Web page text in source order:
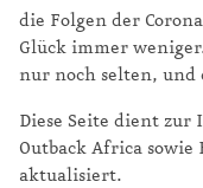
die Folgen der
Glück immer
nur noch selten, und
Diese Seite dient
Outback Africa
aktualisiert.